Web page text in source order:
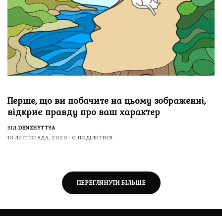
Перше, що ви побачите на цьому зображенні,
відкриє правду про ваш характер
ВІД DENZHYTTYA
13 ЛИСТОПАДА, 2020
0 ПОДІЛИТИСЯ
ПЕРЕГЛЯНУТИ БІЛЬШЕ